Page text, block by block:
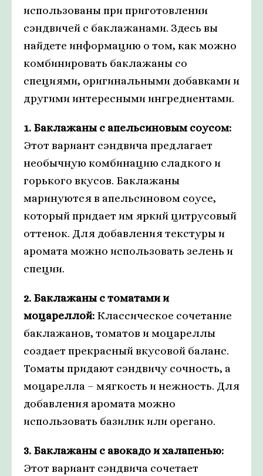
использованы при приготовлении
сэндвичей с баклажанами. Здесь вы
найдете информацию о том, как можно
комбинировать баклажаны со
специями, оригинальными добавками и
другими интересными ингредиентами.
1. Баклажаны с апельсиновым соусом:
Этот вариант сэндвича предлагает
необычную комбинацию сладкого и
горького вкусов. Баклажаны
маринуются в апельсиновом соусе,
который придает им яркий цитрусовый
оттенок. Для добавления текстуры и
аромата можно использовать зелень и
специи.
2. Баклажаны с томатами и
моцареллой: Классическое сочетание
баклажанов, томатов и моцареллы
создает прекрасный вкусовой баланс.
Томаты придают сэндвичу сочность, а
моцарелла – мягкость и нежность. Для
добавления аромата можно
использовать базилик или орегано.
3. Баклажаны с авокадо и халапенью:
Этот вариант сэндвича сочетает